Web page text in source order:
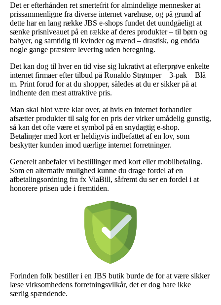
Det er efterhånden ret smertefrit for almindelige mennesker at
prissammenligne fra diverse internet varehuse, og på grund af
dette har en lang række JBS e-shops fundet det uundgåeligt at
sænke prisniveauet på en række af deres produkter – til børn og
babyer, og samtidig til kvinder og mænd – drastisk, og endda
nogle gange præstere levering uden beregning.
Det kan dog til hver en tid vise sig lukrativt at efterprøve enkelte
internet firmaer efter tilbud på Ronaldo Strømper – 3-pak – Blå
m. Print forud for at du shopper, således at du er sikker på at
indhente den mest attraktive pris.
Man skal blot være klar over, at hvis en internet forhandler
afsætter produkter til salg for en pris der virker umådelig gunstig,
så kan det ofte være et symbol på en snydagtig e-shop.
Betalinger med kort er heldigvis indbefattet af en lov, som
beskytter kunden imod uærlige internet forretninger.
Generelt anbefaler vi bestillinger med kort eller mobilbetaling.
Som en alternativ mulighed kunne du drage fordel af en
afbetalingsordning fra fx ViaBill, såfremt du ser en fordel i at
honorere prisen ude i fremtiden.
Forinden folk bestiller i en JBS butik burde de for at være sikker
læse virksomhedens forretningsvilkår, det er dog bare ikke
særlig spændende.